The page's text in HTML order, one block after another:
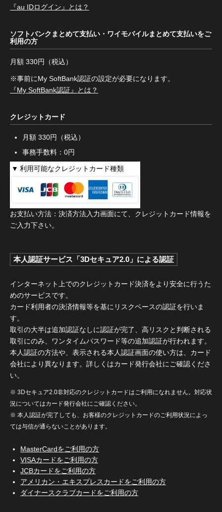
『au IDログイン』とは？
ソフトバンクまとめて支払い・ワイモバイルまとめて支払いをご
利用の方
月額 330円（税込）
※事前にMy SoftBank認証の設定が必要になります。
『My SoftBank認証』とは？
クレジットカード
月額 330円（税込）
事務手数料：0円
利用可能なクレジットカード種類
お支払い方法：決済方法入力画面にて、クレジットカード情報を
ご入力下さい。
本人認証サービス「3Dセキュア2.0」による認証
インターネット上でのクレジットカード決済をより安全に行うた
めのサービスです。
カード利用者の決済情報等を基にリスクベースの認証を行いま
す。
取引の大半は追加認証なしに認証が完了、高リスクと判断される
取引にのみ、ワンタイムパスワード等の追加認証が行われます。
本人認証の方法や、表示される本人認証画面の使い方は、カード
会社により異なります。詳しくはカード発行会社にご確認くださ
い。
※ 3Dセキュア2.0非対応のクレジットカードはご利用になれません。対応状
況についてはカード発行会社にご確認ください。
※ 本人認証が完了しても、お客様のクレジットカードのご利用状況によっ
ては与信が通らないことがあります。
MasterCardをご利用の方
VISAカードをご利用の方
JCBカードをご利用の方
アメリカン・エキスプレスカードをご利用の方
ダイナースクラブカードをご利用の方